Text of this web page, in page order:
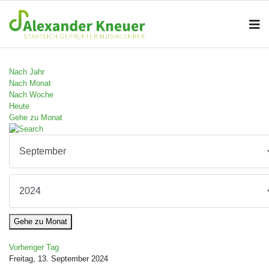
Nach Jahr
Nach Monat
Nach Woche
Heute
Gehe zu Monat
Gehe zu Monat
Vorheriger Tag
Freitag, 13. September 2024